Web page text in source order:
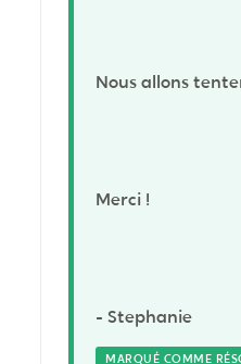
Nous allons
Merci !
- Stephanie
MARQUÉ COMME